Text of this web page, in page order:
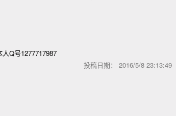
Q号1277717987
投稿日期： 2016/5/8 23:13:49